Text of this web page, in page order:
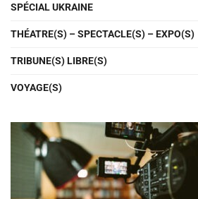
SPÉCIAL UKRAINE
THÉATRE(S) – SPECTACLE(S) – EXPO(S)
TRIBUNE(S) LIBRE(S)
VOYAGE(S)